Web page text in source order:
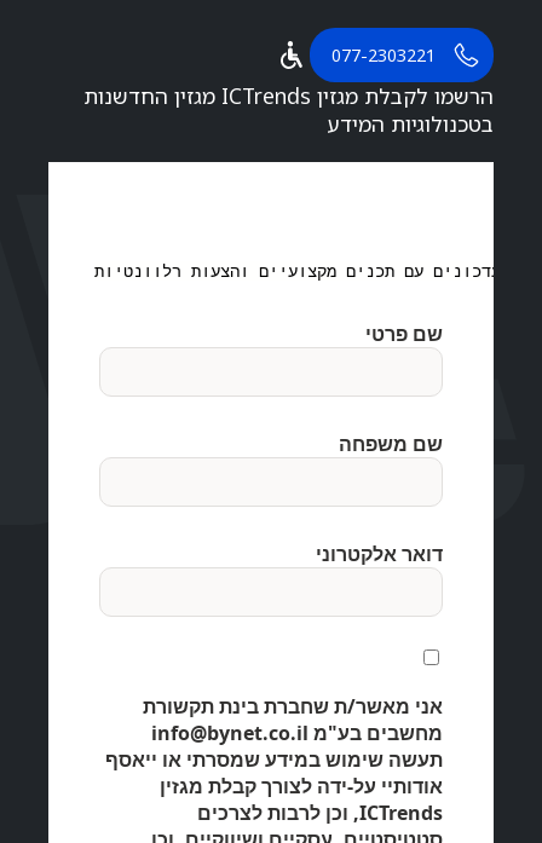
077-2303221
הרשמו לקבלת מגזין ICTrends מגזין החדשנות
בטכנולוגיות המידע